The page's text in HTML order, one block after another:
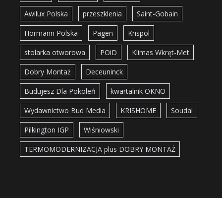
Awilux Polska przeszklenia Saint-Gobain
Hörmann Polska Pagen Krispol
stolarka otworowa POiD Klimas Wkręt-Met
Dobry Montaż Deceuninck
Budujesz Dla Pokoleń kwartalnik OKNO
Wydawnictwo Bud Media KRISHOME Soudal
Pilkington IGP Wiśniowski
TERMOMODERNIZACJA plus DOBRY MONTAŻ